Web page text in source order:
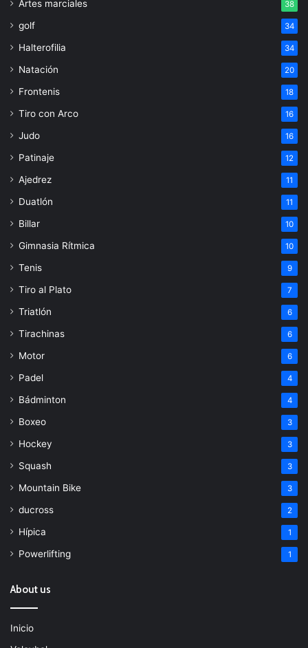
Artes marciales 38
golf 34
Halterofilia 34
Natación 20
Frontenis 18
Tiro con Arco 16
Judo 16
Patinaje 12
Ajedrez 11
Duatlón 11
Billar 10
Gimnasia Rítmica 10
Tenis 9
Tiro al Plato 7
Triatlón 6
Tirachinas 6
Motor 6
Padel 4
Bádminton 4
Boxeo 3
Hockey 3
Squash 3
Mountain Bike 3
ducross 2
Hípica 1
Powerlifting 1
About us
Inicio